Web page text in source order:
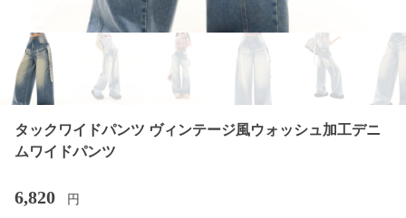
タックワイドパンツ ヴィンテージ風ウォッシュ加工デニ
ムワイドパンツ
6,820 円